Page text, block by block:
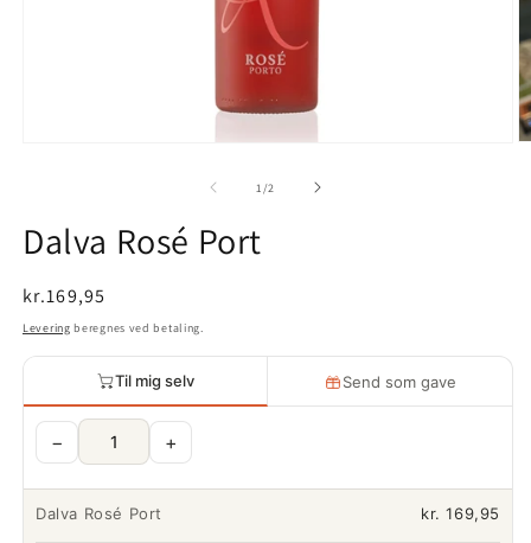
modus
1/af2
Dalva Rosé Port
Normalpris
kr.169,95
Levering beregnes ved betaling.
Til mig selv Send som gave
− +
Dalva Rosé Port kr. 169,95